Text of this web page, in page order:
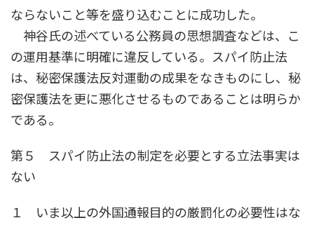
ならないこと等を盛り込むことに成功した。
神谷氏の述べている公務員の思想調査などは、こ
の運用基準に明確に違反している。スパイ防止法
は、秘密保護法反対運動の成果をなきものにし、秘
密保護法を更に悪化させるものであることは明らか
である。
第５ スパイ防止法の制定を必要とする立法事実は
ない
１ いま以上の外国通報目的の厳罰化の必要性はな